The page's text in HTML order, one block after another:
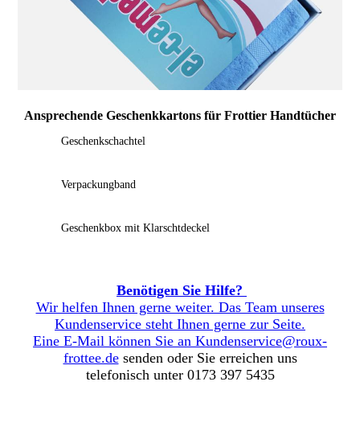
Ansprechende Geschenkkartons für Frottier Handtücher
Geschenkschachtel
Verpackungband
Geschenkbox mit Klarschtdeckel
Benötigen Sie Hilfe?
Wir helfen Ihnen gerne weiter. Das Team unseres
Kundenservice steht Ihnen gerne zur Seite.
Eine E-Mail können Sie an Kundenservice@roux-
frottee.desenden oder Sie erreichen uns
telefonisch unter 0173 397 5435